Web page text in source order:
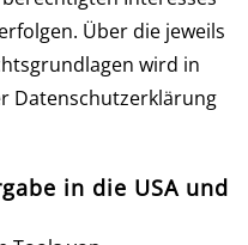
Über die jeweils
wird in
Datenschutzerklärung
in die USA und